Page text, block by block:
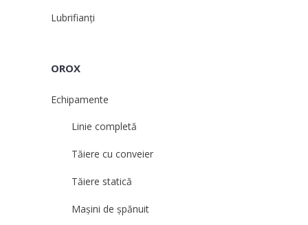
Lubrifianți
OROX
Echipamente
Linie completă
Tăiere cu conveier
Tăiere statică
Mașini de șpănuit